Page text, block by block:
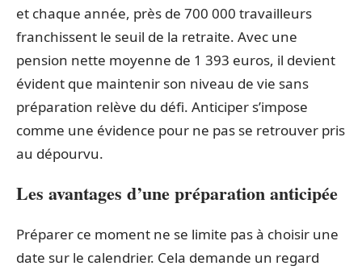
et chaque année, près de 700 000 travailleurs
franchissent le seuil de la retraite. Avec une
pension nette moyenne de 1 393 euros, il devient
évident que maintenir son niveau de vie sans
préparation relève du défi. Anticiper s’impose
comme une évidence pour ne pas se retrouver pris
au dépourvu.
Les avantages d’une préparation anticipée
Préparer ce moment ne se limite pas à choisir une
date sur le calendrier. Cela demande un regard